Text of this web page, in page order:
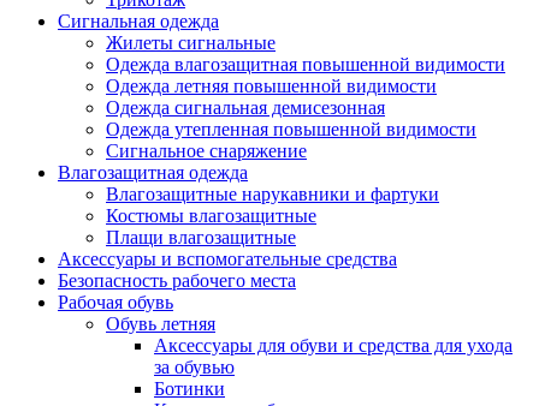
Сигнальная одежда
Жилеты сигнальные
Одежда влагозащитная повышенной видимости
Одежда летняя повышенной видимости
Одежда сигнальная демисезонная
Одежда утепленная повышенной видимости
Сигнальное снаряжение
Влагозащитная одежда
Влагозащитные нарукавники и фартуки
Костюмы влагозащитные
Плащи влагозащитные
Аксессуары и вспомогательные средства
Безопасность рабочего места
Рабочая обувь
Обувь летняя
Аксессуары для обуви и средства для ухода
за обувью
Ботинки